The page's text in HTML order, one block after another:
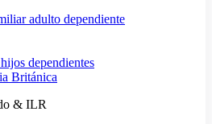
adulto dependiente
dependientes
Británica
& ILR